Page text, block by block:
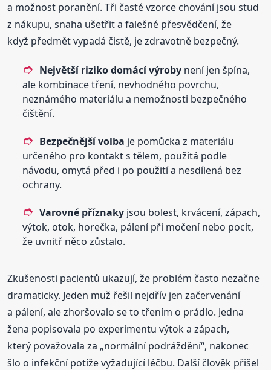
a možnost poranění. Tři časté vzorce chování jsou stud
z nákupu, snaha ušetřit a falešné přesvědčení, že
když předmět vypadá čistě, je zdravotně bezpečný.
Největší riziko domácí výroby není jen špína,
ale kombinace tření, nevhodného povrchu,
neznámého materiálu a nemožnosti bezpečného
čištění.
Bezpečnější volba je pomůcka z materiálu
určeného pro kontakt s tělem, použitá podle
návodu, omytá před i po použití a nesdílená bez
ochrany.
Varovné příznaky jsou bolest, krvácení, zápach,
výtok, otok, horečka, pálení při močení nebo pocit,
že uvnitř něco zůstalo.
Zkušenosti pacientů ukazují, že problém často nezačne
dramaticky. Jeden muž řešil nejdřív jen začervenání
a pálení, ale zhoršovalo se to třením o prádlo. Jedna
žena popisovala po experimentu výtok a zápach,
který považovala za „normální podráždění“, nakonec
šlo o infekční potíže vyžadující léčbu. Další člověk přišel